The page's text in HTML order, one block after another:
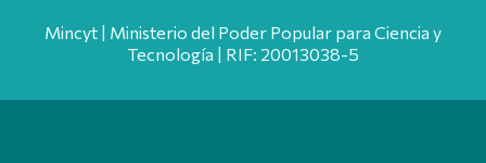
Mincyt | Ministerio del Poder Popular para Ciencia y
Tecnología | RIF: 20013038-5